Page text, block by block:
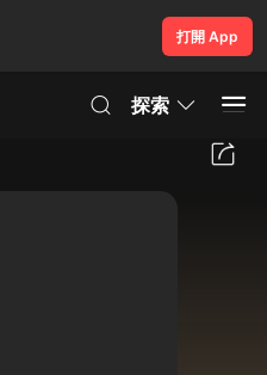
打開 App
探索